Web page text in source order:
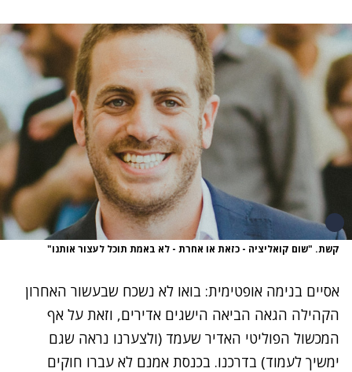
קשת. "שום קואליציה - כזאת או אחרת - לא באמת תוכל לעצור אותנו"
אסיים בנימה אופטימית: בואו לא נשכח שבעשור האחרון
הקהילה הגאה הביאה הישגים אדירים, וזאת על אף
המכשול הפוליטי האדיר שעמד (ולצערנו נראה שגם
ימשיך לעמוד) בדרכנו. בכנסת אמנם לא עברו חוקים